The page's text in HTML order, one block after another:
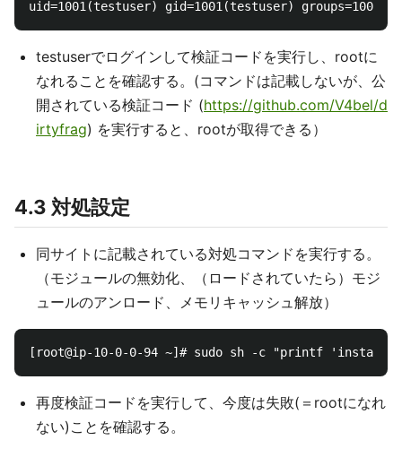
testuserでログインして検証コードを実行し、rootに
なれることを確認する。(コマンドは記載しないが、公
開されている検証コード (https://github.com/V4bel/d
irtyfrag) を実行すると、rootが取得できる）
4.3 対処設定
同サイトに記載されている対処コマンドを実行する。
（モジュールの無効化、（ロードされていたら）モジ
ュールのアンロード、メモリキャッシュ解放）
再度検証コードを実行して、今度は失敗(＝rootになれ
ない)ことを確認する。